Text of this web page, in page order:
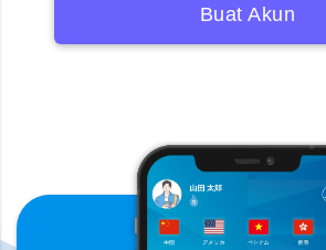
Buat Akun